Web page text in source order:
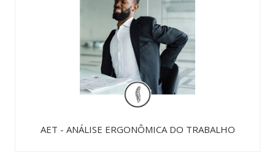
AET - ANÁLISE ERGONÔMICA DO TRABALHO